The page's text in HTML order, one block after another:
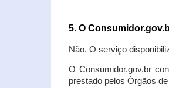
5. O
Não. O serviço
O Consumidor.gov.br
prestado pelos Órgãos